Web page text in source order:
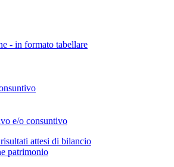
- in formato tabellare
e/o consuntivo
attesi di bilancio
patrimonio